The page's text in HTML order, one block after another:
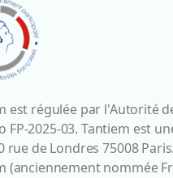
est régulée par l'Autorité
FP-2025-03. Tantiem est
rue de Londres 75008
(anciennement nommée